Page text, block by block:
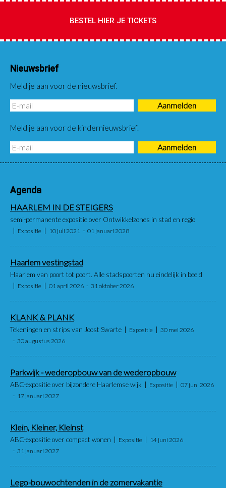
BESTEL HIER JE TICKETS
Nieuwsbrief
Meld je aan voor de nieuwsbrief.
Meld je aan voor de kindernieuwsbrief.
Agenda
HAARLEM IN DE STEIGERS
semi-permanente expositie over Ontwikkelzones in stad en regio
Expositie 10 juli 2021 01 januari 2028
Haarlem vestingstad
Haarlem van poort tot poort. Alle stadspoorten nu eindelijk in beeld
Expositie 01 april 2026 31 oktober 2026
KLANK & PLANK
Tekeningen en strips van Joost Swarte Expositie
30 mei 2026
30 augustus 2026
Parkwijk - wederopbouw van de wederopbouw
ABC-expositie over bijzondere Haarlemse wijk Expositie
07 juni 2026
17 januari 2027
Klein, Kleiner, Kleinst
ABC-expositie over compact wonen Expositie
14 juni 2026
31 januari 2027
Lego-bouwochtenden in de zomervakantie